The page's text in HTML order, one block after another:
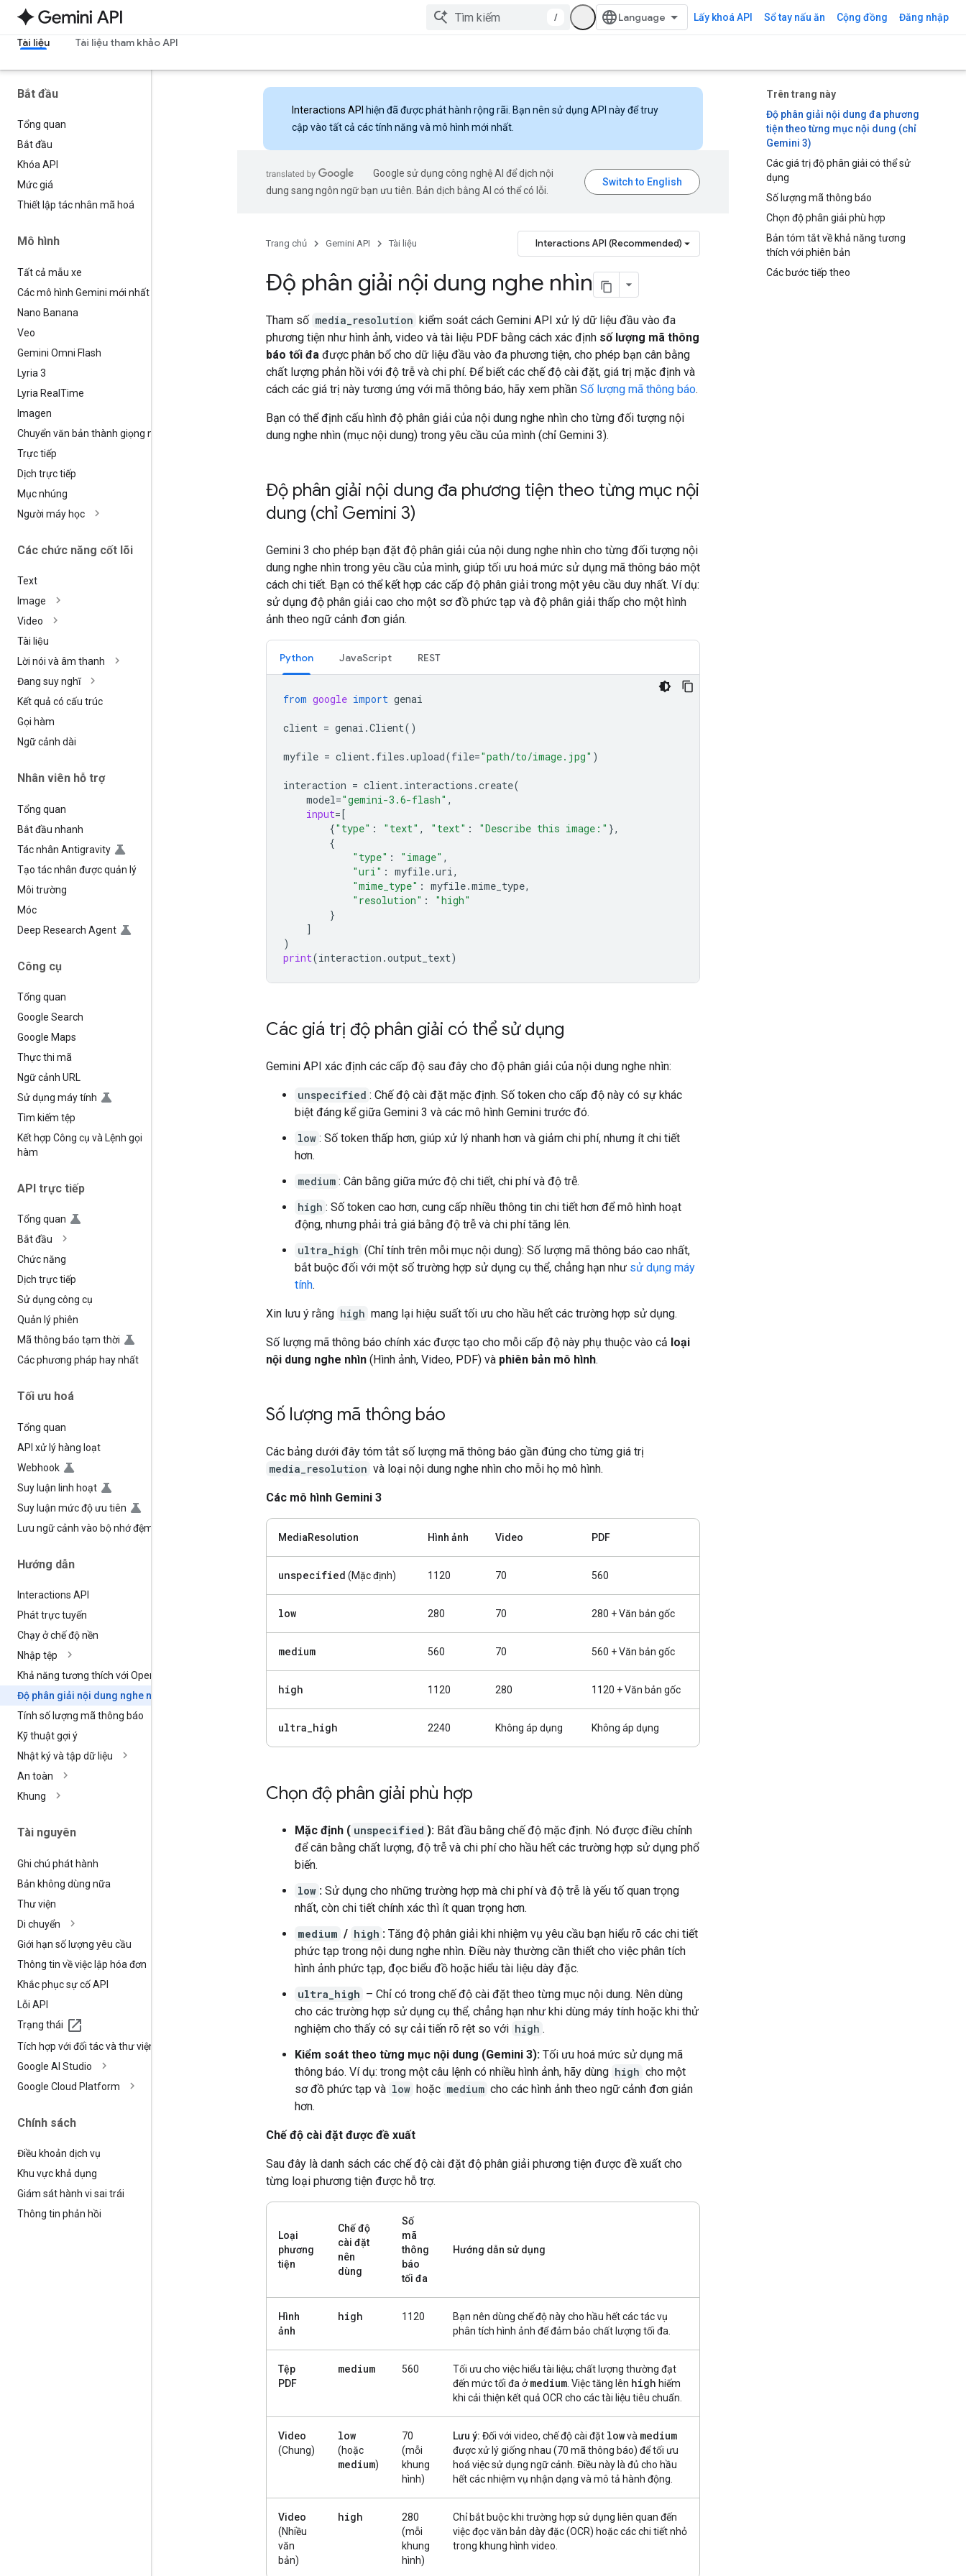
/ Lấy khoá API Sổ tay nấu ăn Cộng đồng Đăng nhập
Tài liệu Tài liệu tham khảo API
Bắt đầu
Tổng quan
Bắt đầu
Khóa API
Mức giá
Thiết lập tác nhân mã hoá
Mô hình
Tất cả mẫu xe
Các mô hình Gemini mới nhất
Nano Banana
Veo
Gemini Omni Flash
Lyria 3
Lyria Real Time
Imagen
Chuyển văn bản thành giọng nói
Trực tiếp
Dịch trực tiếp
Mục nhúng
Người máy học
Các chức năng cốt lõi
Text
Image
Video
Tài liệu
Lời nói và âm thanh
Đang suy nghĩ
Kết quả có cấu trúc
Gọi hàm
Ngữ cảnh dài
Nhân viên hỗ trợ
Tổng quan
Bắt đầu nhanh
Tác nhân Antigravity
Tạo tác nhân được quản lý
Môi trường
Móc
Deep Research Agent
Công cụ
Tổng quan
Google Search
Google Maps
Thực thi mã
Ngữ cảnh URL
Sử dụng máy tính
Tìm kiếm tệp
Kết hợp Công cụ và Lệnh gọi
hàm
API trực tiếp
Tổng quan
Bắt đầu
Chức năng
Dịch trực tiếp
Sử dụng công cụ
Quản lý phiên
Mã thông báo tạm thời
Các phương pháp hay nhất
Tối ưu hoá
Tổng quan
API xử lý hàng loạt
Webhook
Suy luận linh hoạt
Suy luận mức độ ưu tiên
Lưu ngữ cảnh vào bộ nhớ đệm
Hướng dẫn
Interactions API
Phát trực tuyến
Chạy ở chế độ nền
Nhập tệp
Khả năng tương thích với Open
Độ phân giải nội dung nghe nhìn
Tính số lượng mã thông báo
Kỹ thuật gợi ý
Nhật ký và tập dữ liệu
An toàn
Khung
Tài nguyên
Ghi chú phát hành
Bản không dùng nữa
Thư viện
Di chuyển
Giới hạn số lượng yêu cầu
Thông tin về việc lập hóa đơn
Khắc phục sự cố API
Lỗi API
Trạng thái
Tích hợp với đối tác và thư viện
Google AI Studio
Google Cloud Platform
Chính sách
Điều khoản dịch vụ
Khu vực khả dụng
Giám sát hành vi sai trái
Thông tin phản hồi
Trên trang này
Độ phân giải nội dung đa phương
tiện theo từng mục nội dung (chỉ
Gemini 3)
Các giá trị độ phân giải có thể sử
dụng
Số lượng mã thông báo
Chọn độ phân giải phù hợp
Bản tóm tắt về khả năng tương
thích với phiên bản
Các bước tiếp theo
Interactions API hiện đã được phát hành rộng rãi. Bạn nên sử dụng API này để truy
cập vào tất cả các tính năng và mô hình mới nhất.
Google sử dụng công nghệ AI để dịch nội
dung sang ngôn ngữ bạn ưu tiên. Bản dịch bằng AI có thể có lỗi.
Trang chủ Gemini API Tài liệu Interactions API (Recommended)
Độ phân giải nội dung nghe nhìn
Tham số media_resolution kiểm soát cách Gemini API xử lý dữ liệu đầu vào đa
phương tiện như hình ảnh, video và tài liệu PDF bằng cách xác định số lượng mã thông
báo tối đa được phân bổ cho dữ liệu đầu vào đa phương tiện, cho phép bạn cân bằng
chất lượng phản hồi với độ trễ và chi phí. Để biết các chế độ cài đặt, giá trị mặc định và
cách các giá trị này tương ứng với mã thông báo, hãy xem phần Số lượng mã thông báo.
Bạn có thể định cấu hình độ phân giải của nội dung nghe nhìn cho từng đối tượng nội
dung nghe nhìn (mục nội dung) trong yêu cầu của mình (chỉ Gemini 3).
Độ phân giải nội dung đa phương tiện theo từng mục nội
dung (chỉ Gemini 3)
Gemini 3 cho phép bạn đặt độ phân giải của nội dung nghe nhìn cho từng đối tượng nội
dung nghe nhìn trong yêu cầu của mình, giúp tối ưu hoá mức sử dụng mã thông báo một
cách chi tiết. Bạn có thể kết hợp các cấp độ phân giải trong một yêu cầu duy nhất. Ví dụ:
sử dụng độ phân giải cao cho một sơ đồ phức tạp và độ phân giải thấp cho một hình
ảnh theo ngữ cảnh đơn giản.
Python JavaScript REST
from google import genai
client = genai .Client()
myfile = client. files .upload(file="path/to/image.jpg" )
interaction = client. interactions .create(
model="gemini-3.6-flash" ,
input=[
{"type" : "text" , "text" : "Describe this image:" },
{
"type" : "image" ,
"uri" : myfile.uri,
"mime_type" : myfile.mime_type,
"resolution" :
"high"
}
]
)
print(interaction .output_text)
Các giá trị độ phân giải có thể sử dụng
Gemini API xác định các cấp độ sau đây cho độ phân giải của nội dung nghe nhìn:
unspecified : Chế độ cài đặt mặc định. Số token cho cấp độ này có sự khác
biệt đáng kể giữa Gemini 3 và các mô hình Gemini trước đó.
low : Số token thấp hơn, giúp xử lý nhanh hơn và giảm chi phí, nhưng ít chi tiết
hơn.
medium : Cân bằng giữa mức độ chi tiết, chi phí và độ trễ.
high : Số token cao hơn, cung cấp nhiều thông tin chi tiết hơn để mô hình hoạt
động, nhưng phải trả giá bằng độ trễ và chi phí tăng lên.
ultra_high (Chỉ tính trên mỗi mục nội dung): Số lượng mã thông báo cao nhất,
bắt buộc đối với một số trường hợp sử dụng cụ thể, chẳng hạn như sử dụng máy
tính.
Xin lưu ý rằng high mang lại hiệu suất tối ưu cho hầu hết các trường hợp sử dụng.
Số lượng mã thông báo chính xác được tạo cho mỗi cấp độ này phụ thuộc vào cả loại
nội dung nghe nhìn (Hình ảnh, Video, PDF) và phiên bản mô hình.
Số lượng mã thông báo
Các bảng dưới đây tóm tắt số lượng mã thông báo gần đúng cho từng giá trị
media_resolution và loại nội dung nghe nhìn cho mỗi họ mô hình.
Các mô hình Gemini 3
MediaResolution Hình ảnh Video PDF
unspecified (Mặc định) 1120 70 560
low 280 70 280 + Văn bản gốc
medium 560 70 560 + Văn bản gốc
high 1120 280 1120 + Văn bản gốc
ultra_high 2240 Không áp dụng Không áp dụng
Chọn độ phân giải phù hợp
Mặc định ( unspecified ): Bắt đầu bằng chế độ mặc định. Nó được điều chỉnh
để cân bằng chất lượng, độ trễ và chi phí cho hầu hết các trường hợp sử dụng phổ
biến.
low : Sử dụng cho những trường hợp mà chi phí và độ trễ là yếu tố quan trọng
nhất, còn chi tiết chính xác thì ít quan trọng hơn.
medium / high : Tăng độ phân giải khi nhiệm vụ yêu cầu bạn hiểu rõ các chi tiết
phức tạp trong nội dung nghe nhìn. Điều này thường cần thiết cho việc phân tích
hình ảnh phức tạp, đọc biểu đồ hoặc hiểu tài liệu dày đặc.
ultra_high – Chỉ có trong chế độ cài đặt theo từng mục nội dung. Nên dùng
cho các trường hợp sử dụng cụ thể, chẳng hạn như khi dùng máy tính hoặc khi thử
nghiệm cho thấy có sự cải tiến rõ rệt so với high .
Kiểm soát theo từng mục nội dung (Gemini 3): Tối ưu hoá mức sử dụng mã
thông báo. Ví dụ: trong một câu lệnh có nhiều hình ảnh, hãy dùng high cho một
sơ đồ phức tạp và low hoặc medium cho các hình ảnh theo ngữ cảnh đơn giản
hơn.
Chế độ cài đặt được đề xuất
Sau đây là danh sách các chế độ cài đặt độ phân giải phương tiện được đề xuất cho
từng loại phương tiện được hỗ trợ.
Loại
phương
tiện
Chế độ
cài đặt
nên
dùng
Số
mã
thông
báo
tối đa
Hướng dẫn sử dụng
Hình
ảnh
high 1120
Bạn nên dùng chế độ này cho hầu hết các tác vụ
phân tích hình ảnh để đảm bảo chất lượng tối đa.
Tệp
PDF
medium 560
Tối ưu cho việc hiểu tài liệu; chất lượng thường đạt
đến mức tối đa ởmedium . Việc tăng lên high hiếm
khi cải thiện kết quả OCR cho các tài liệu tiêu chuẩn.
Video
(Chung)
low
(hoặc
medium)
70
(mỗi
khung
hình)
Lưu ý: Đối với video, chế độ cài đặt lowvà medium
được xử lý giống nhau (70 mã thông báo) để tối ưu
hoá việc sử dụng ngữ cảnh. Điều này là đủ cho hầu
hết các nhiệm vụ nhận dạng và mô tả hành động.
Video
(Nhiều
văn
bản)
high
280
(mỗi
khung
hình)
Chỉ bắt buộc khi trường hợp sử dụng liên quan đến
việc đọc văn bản dày đặc (OCR) hoặc các chi tiết nhỏ
trong khung hình video.